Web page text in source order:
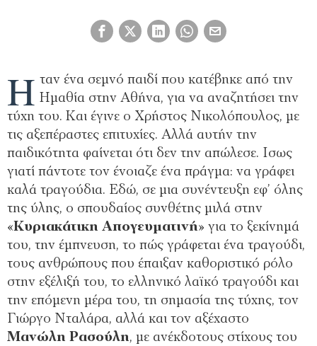
Η ταν ένα σεμνό παιδί που κατέβηκε από την
Ημαθία στην Αθήνα, για να αναζητήσει την
τύχη του. Και έγινε ο Χρήστος Νικολόπουλος, με
τις αξεπέραστες επιτυχίες. Αλλά αυτήν την
παιδικότητα φαίνεται ότι δεν την απώλεσε. Ισως
γιατί πάντοτε τον ένοιαζε ένα πράγμα: να γράφει
καλά τραγούδια. Εδώ, σε μια συνέντευξη εφ’ όλης
της ύλης, ο σπουδαίος συνθέτης μιλά στην
«Κυριακάτικη Απογευματινή» για το ξεκίνημά
του, την έμπνευση, το πώς γράφεται ένα τραγούδι,
τους ανθρώπους που έπαιξαν καθοριστικό ρόλο
στην εξέλιξή του, το ελληνικό λαϊκό τραγούδι και
την επόμενη μέρα του, τη σημασία της τύχης, τον
Γιώργο Νταλάρα, αλλά και τον αξέχαστο
Μανώλη Ρασούλη, με ανέκδοτους στίχους του